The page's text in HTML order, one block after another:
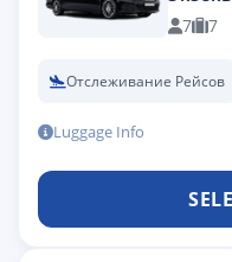
7 7
Отслеживание Рейсов
Luggage Info